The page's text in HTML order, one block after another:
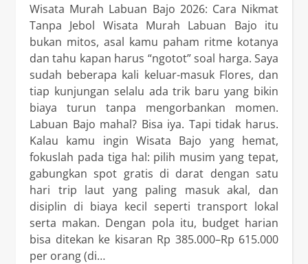
Wisata Murah Labuan Bajo 2026: Cara Nikmat
Tanpa Jebol Wisata Murah Labuan Bajo itu
bukan mitos, asal kamu paham ritme kotanya
dan tahu kapan harus “ngotot” soal harga. Saya
sudah beberapa kali keluar-masuk Flores, dan
tiap kunjungan selalu ada trik baru yang bikin
biaya turun tanpa mengorbankan momen.
Labuan Bajo mahal? Bisa iya. Tapi tidak harus.
Kalau kamu ingin Wisata Bajo yang hemat,
fokuslah pada tiga hal: pilih musim yang tepat,
gabungkan spot gratis di darat dengan satu
hari trip laut yang paling masuk akal, dan
disiplin di biaya kecil seperti transport lokal
serta makan. Dengan pola itu, budget harian
bisa ditekan ke kisaran Rp 385.000–Rp 615.000
per orang (di…